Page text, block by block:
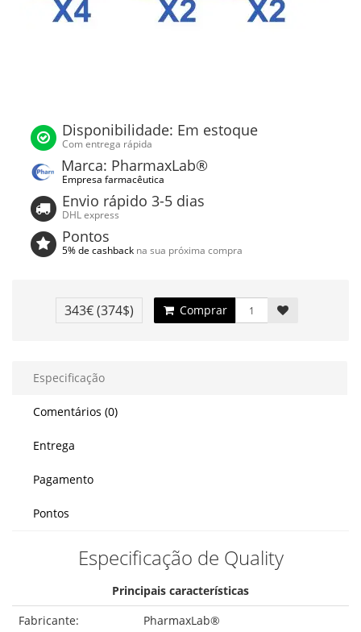
Disponibilidade: Em estoque
Com entrega rápida
Marca: PharmaxLab®
Empresa farmacêutica
Envio rápido 3-5 dias
DHL express
Pontos
5% de cashback na sua próxima compra
343€(374$) Comprar
Especificação
Comentários (0)
Entrega
Pagamento
Pontos
Especificação de Quality
Principais características
Fabricante:
PharmaxLab®